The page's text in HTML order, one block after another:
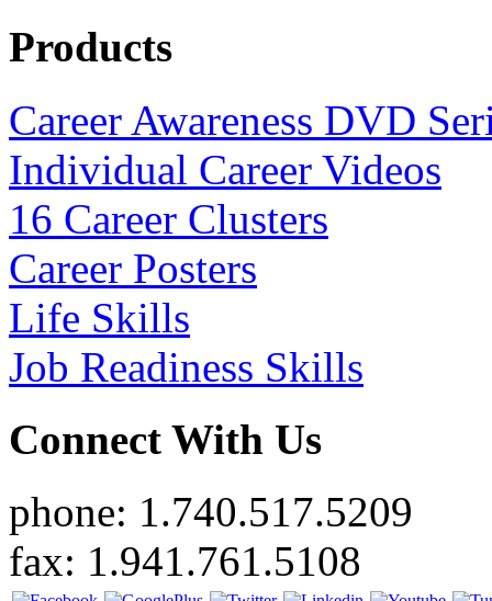
Products
Career Awareness DVD
Individual Career Videos
16 Career Clusters
Career Posters
Life Skills
Job Readiness Skills
Connect With Us
phone: 1.740.517.5209
fax: 1.941.761.5108